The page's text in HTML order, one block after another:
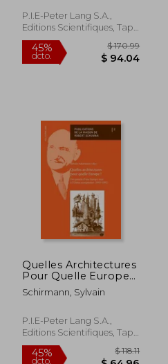
Bo
P.I.E-Peter Lang S.A.,
Editions Scientifiques, Tapa
Blanda, Nuevo
45%
dcto.
Quelles Architectures
Pour Quelle Europe
?: Des Projets d'Une
Europe Unie À
(1945-1992) (en
Francés)
Schirmann, Sylvain
P.I.E-Peter Lang S.A.,
Editions Scientifiques, Tapa
Blanda, Nuevo